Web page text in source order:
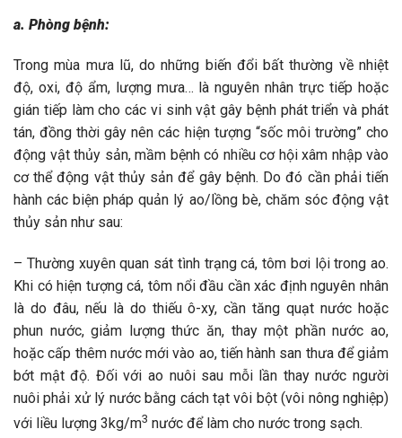
a. Phòng bệnh:
Trong mùa mưa lũ, do những biến đổi bất thường về nhiệt
độ, oxi, độ ẩm, lượng mưa… là nguyên nhân trực tiếp hoặc
gián tiếp làm cho các vi sinh vật gây bệnh phát triển và phát
tán, đồng thời gây nên các hiện tượng “sốc môi trường” cho
động vật thủy sản, mầm bệnh có nhiều cơ hội xâm nhập vào
cơ thể động vật thủy sản để gây bệnh. Do đó cần phải tiến
hành các biện pháp quản lý ao/lồng bè, chăm sóc động vật
thủy sản như sau:
– Thường xuyên quan sát tình trạng cá, tôm bơi lội trong ao.
Khi có hiện tượng cá, tôm nổi đầu cần xác định nguyên nhân
là do đâu, nếu là do thiếu ô-xy, cần tăng quạt nước hoặc
phun nước, giảm lượng thức ăn, thay một phần nước ao,
hoặc cấp thêm nước mới vào ao, tiến hành san thưa để giảm
bớt mật độ. Đối với ao nuôi sau mỗi lần thay nước người
nuôi phải xử lý nước bằng cách tạt vôi bột (vôi nông nghiệp)
với liều lượng 3kg/m3 nước để làm cho nước trong sạch.